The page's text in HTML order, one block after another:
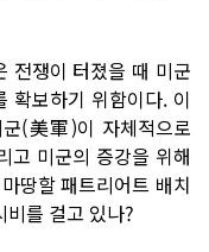
전쟁이 터졌을 때 미군
확보하기 위함이다. 이
(美軍)이 자체적으로
고 미군의 증강을 위해
땅할 패트리어트 배치
비를 걸고 있나?